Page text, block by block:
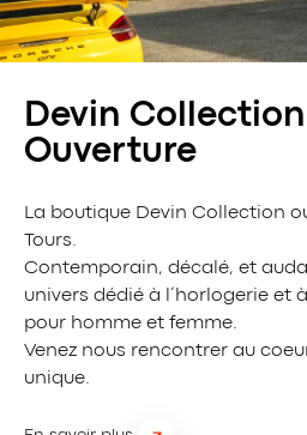
Devin
Ouverture
La boutique Devin Collection
Tours.
Contemporain, décalé, et
univers dédié à l’horlogerie et
pour homme et femme.
Venez nous rencontrer au
unique.